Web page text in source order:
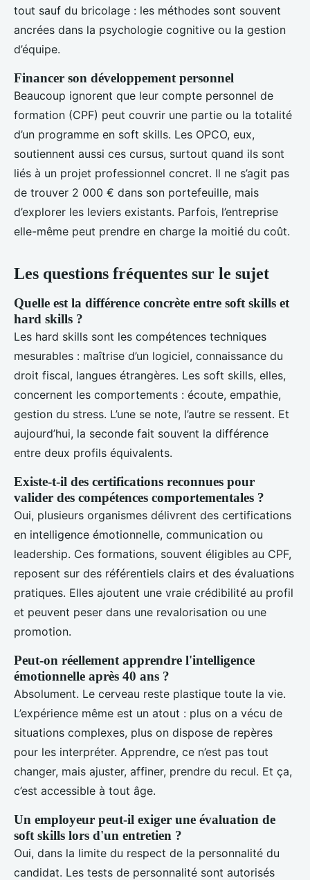
tout sauf du bricolage : les méthodes sont souvent
ancrées dans la psychologie cognitive ou la gestion
d’équipe.
Financer son développement personnel
Beaucoup ignorent que leur compte personnel de
formation (CPF) peut couvrir une partie ou la totalité
d’un programme en soft skills. Les OPCO, eux,
soutiennent aussi ces cursus, surtout quand ils sont
liés à un projet professionnel concret. Il ne s’agit pas
de trouver 2 000 € dans son portefeuille, mais
d’explorer les leviers existants. Parfois, l’entreprise
elle-même peut prendre en charge la moitié du coût.
Les questions fréquentes sur le sujet
Quelle est la différence concrète entre soft skills et
hard skills ?
Les hard skills sont les compétences techniques
mesurables : maîtrise d’un logiciel, connaissance du
droit fiscal, langues étrangères. Les soft skills, elles,
concernent les comportements : écoute, empathie,
gestion du stress. L’une se note, l’autre se ressent. Et
aujourd’hui, la seconde fait souvent la différence
entre deux profils équivalents.
Existe-t-il des certifications reconnues pour
valider des compétences comportementales ?
Oui, plusieurs organismes délivrent des certifications
en intelligence émotionnelle, communication ou
leadership. Ces formations, souvent éligibles au CPF,
reposent sur des référentiels clairs et des évaluations
pratiques. Elles ajoutent une vraie crédibilité au profil
et peuvent peser dans une revalorisation ou une
promotion.
Peut-on réellement apprendre l'intelligence
émotionnelle après 40 ans ?
Absolument. Le cerveau reste plastique toute la vie.
L’expérience même est un atout : plus on a vécu de
situations complexes, plus on dispose de repères
pour les interpréter. Apprendre, ce n’est pas tout
changer, mais ajuster, affiner, prendre du recul. Et ça,
c’est accessible à tout âge.
Un employeur peut-il exiger une évaluation de
soft skills lors d'un entretien ?
Oui, dans la limite du respect de la personnalité du
candidat. Les tests de personnalité sont autorisés